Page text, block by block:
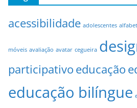
acessibilidade adolescentes
móveis avaliação avatar cegueira
participativo educação
educação bilíngue